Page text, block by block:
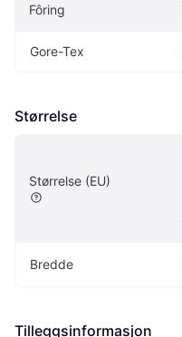
Fôring
Gore-Tex
Størrelse
Størrelse (EU)
Bredde
Tilleggsinformasjon